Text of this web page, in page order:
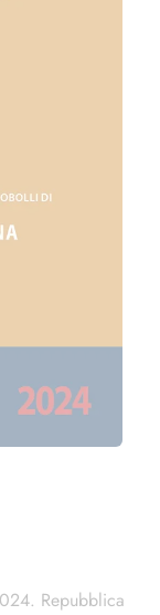
Repubblica